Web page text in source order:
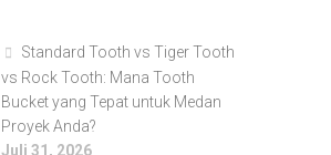
Standard Tooth vs Tiger Tooth
vs Rock Tooth: Mana Tooth
Bucket yang Tepat untuk Medan
Proyek Anda?
Juli 31, 2026